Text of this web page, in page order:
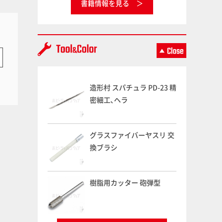
書籍情報を見る
造形村 スパチュラ PD-23 精
密細工､ヘラ
グラスファイバーヤスリ 交
換ブラシ
樹脂用カッター 砲弾型